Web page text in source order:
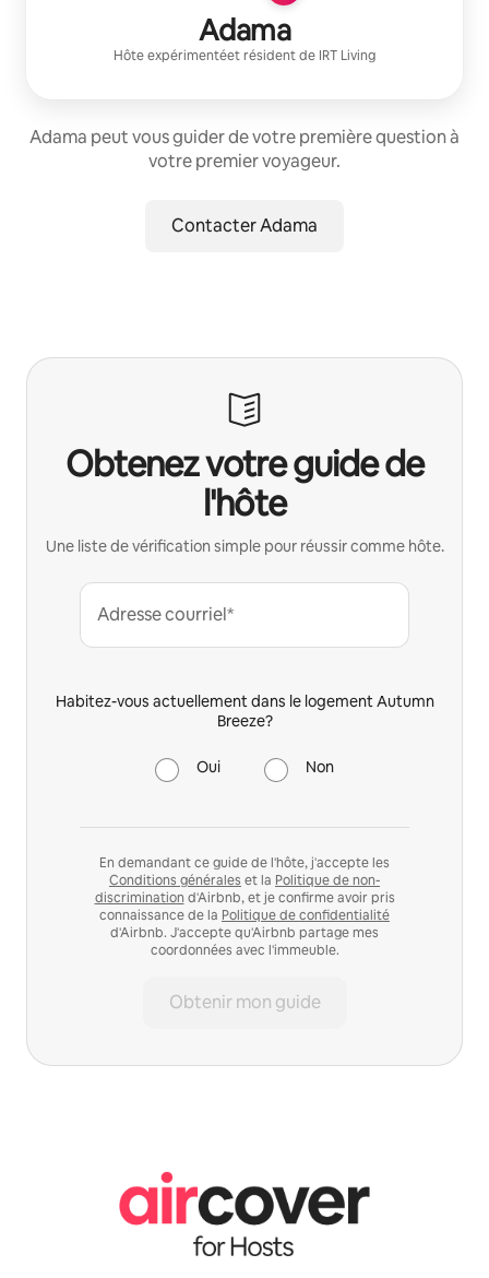
Adama
Hôte expérimentéet résident de IRT Living
Adama peut vous guider de votre première question à
votre premier voyageur.
Contacter Adama
Obtenez votre guide de
l'hôte
Une liste de vérification simple pour réussir comme hôte.
Adresse courriel*
Habitez-vous actuellement dans le logement Autumn
Breeze?
Oui Non
En demandant ce guide de l'hôte, j'accepte les
Conditions générales et la Politique de non-
discrimination d'Airbnb, et je confirme avoir pris
connaissance de la Politique de confidentialité
d'Airbnb. J'accepte qu'Airbnb partage mes
coordonnées avec l'immeuble.
Obtenir mon guide